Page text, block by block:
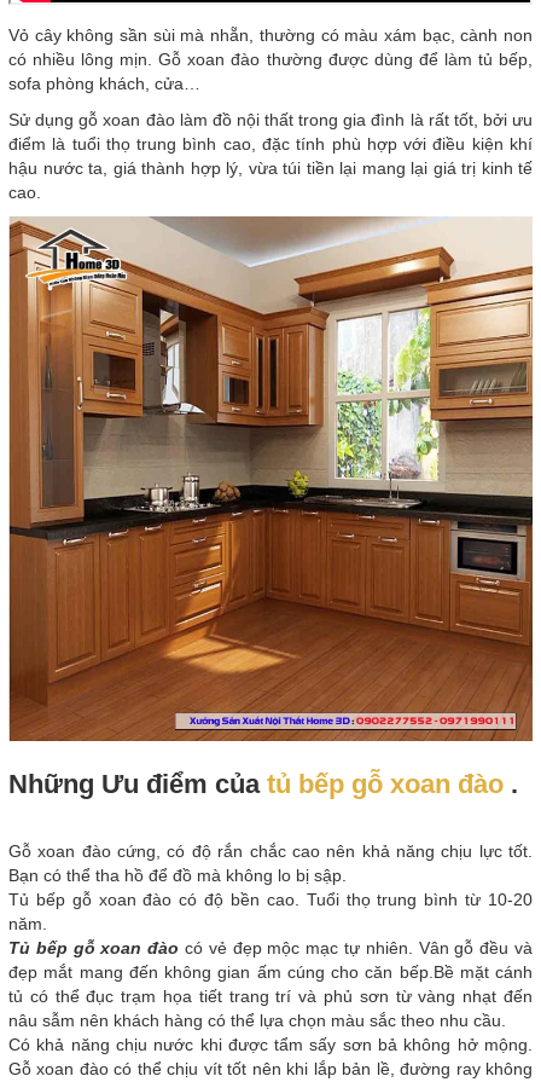
Vỏ cây không sần sùi mà nhẵn, thường có màu xám bạc, cành non
có nhiều lông mịn. Gỗ xoan đào thường được dùng để làm tủ bếp,
sofa phòng khách, cửa…
Sử dụng gỗ xoan đào làm đồ nội thất trong gia đình là rất tốt, bởi ưu
điểm là tuổi thọ trung bình cao, đặc tính phù hợp với điều kiện khí
hậu nước ta, giá thành hợp lý, vừa túi tiền lại mang lại giá trị kinh tế
cao.
Những Ưu điểm của tủ bếp gỗ xoan đào .
Gỗ xoan đào cứng, có độ rắn chắc cao nên khả năng chịu lực tốt.
Bạn có thể tha hồ để đồ mà không lo bị sập.
Tủ bếp gỗ xoan đào có độ bền cao. Tuổi thọ trung bình từ 10-20
năm.
Tủ bếp gỗ xoan đào có vẻ đẹp mộc mạc tự nhiên. Vân gỗ đều và
đẹp mắt mang đến không gian ấm cúng cho căn bếp.Bề mặt cánh
tủ có thể đục trạm họa tiết trang trí và phủ sơn từ vàng nhạt đến
nâu sẫm nên khách hàng có thể lựa chọn màu sắc theo nhu cầu.
Có khả năng chịu nước khi được tẩm sấy sơn bả không hở mộng.
Gỗ xoan đào có thể chịu vít tốt nên khi lắp bản lề, đường ray không